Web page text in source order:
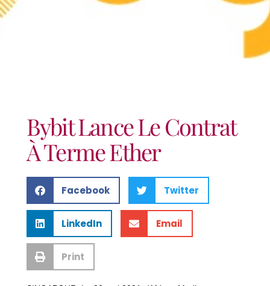
Bybit Lance Le Contrat
À Terme Ether
Facebook Twitter
LinkedIn Email
Print